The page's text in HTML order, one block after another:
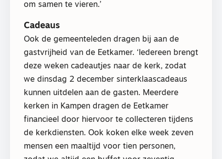
om samen te vieren.’
Cadeaus
Ook de gemeenteleden dragen bij aan de
gastvrijheid van de Eetkamer. ‘Iedereen brengt
deze weken cadeautjes naar de kerk, zodat
we dinsdag 2 december sinterklaascadeaus
kunnen uitdelen aan de gasten. Meerdere
kerken in Kampen dragen de Eetkamer
financieel door hiervoor te collecteren tijdens
de kerkdiensten. Ook koken elke week zeven
mensen een maaltijd voor tien personen,